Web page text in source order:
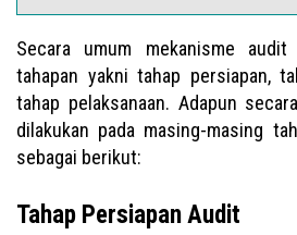
Secara umum mekanisme
tahapan yakni tahap persiapan,
tahap pelaksanaan. Adapun
dilakukan pada masing-masing
sebagai berikut:
Tahap Persiapan Audit